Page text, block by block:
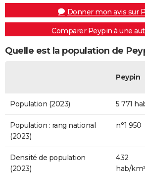
Donner mon avis sur
Comparer Peypin à une
Quelle est la population de
Peypin
Population (2023) 5 771
Population : rang national
(2023)
n°1 950
Densité de population
(2023)
432
hab/